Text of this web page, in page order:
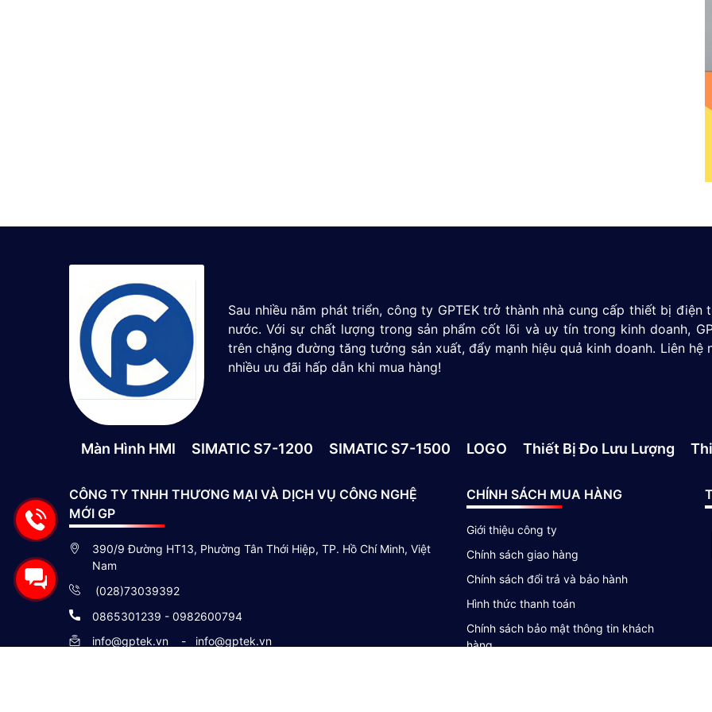
rằng cột nước 10 mét tương ứng với khoảng 1.000 mbar (1 bar) hoặc 14,5 psi.
Độ chính xác nên được chọn theo nhu cầu của ứng dụng của bạn, độ chính xác tiêu chuẩn
<0,5% sẽ cung cấp cho bạn một sai số có thể có là tối đa. 5 mm trên mỗi mét cấp, trong khi
các biến thể có độ chính xác cao nhất <0,1% sẽ chính xác bằng tối đa. 1 mm trên mét cấp.
Cuối cùng, bạn phải chọn kết nối điện. Nếu bạn có bộ truyền áp suất tiêu chuẩn, bạn có thể tự
do chọn đầu nối (chẳng hạn như M12 hoặc DIN A) hoặc ổ cắm cáp, trong khi dù sao bạn cũng
máy phát đến hệ thống điều khiển và cho phép chiều dài ngâm khi sử dụng máy phát áp suất
chìm.
Sau nhiều năm phát triển, công ty GPTEK trở thành nhà cung cấp thiết bị
nước. Với sự chất lượng trong sản phẩm cốt lõi và uy tín trong kinh doanh,
trên chặng đường tăng tưởng sản xuất, đẩy mạnh hiệu quả kinh doanh. Liên
nhiều ưu đãi hấp dẫn khi mua hàng!
Màn Hình HMI SIMATIC S7-1200 SIMATIC S7-1500 LOGO Thiết Bị Đo Lưu Lượng
CÔNG TY TNHH THƯƠNG MẠI VÀ DỊCH VỤ CÔNG NGHỆ
MỚI GP
390/9 Đường HT13, Phường Tân Thới Hiệp, TP. Hồ Chí Minh, Việt
Nam
(028)73039392
0865301239 - 0982600794
info@gptek.vn
- info@gptek.vn
CHÍNH SÁCH MUA HÀNG
Giới thiệu công ty
Chính sách giao hàng
Chính sách đổi trả và bảo hành
Hình thức thanh toán
Chính sách bảo mật thông tin khách
hàng